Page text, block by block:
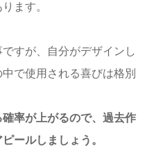
ます。
すが、自分がデザインし
で使用される喜びは格別
率が上がるので、過去作
ールしましょう。